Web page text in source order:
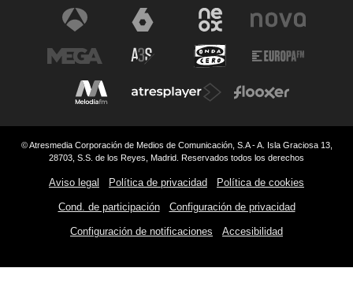
© Atresmedia Corporación de Medios de Comunicación, S.A - A. Isla Graciosa 13,
28703, S.S. de los Reyes, Madrid. Reservados todos los derechos
Aviso legal Política de privacidad Política de cookies
Cond. de participación Configuración de privacidad
Configuración de notificaciones Accesibilidad